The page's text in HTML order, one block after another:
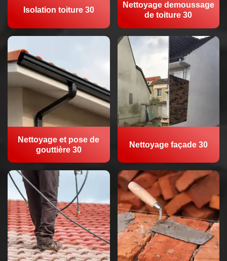
Isolation toiture 30
Nettoyage demoussage
de toiture 30
Nettoyage et pose de
gouttière 30
Nettoyage façade 30